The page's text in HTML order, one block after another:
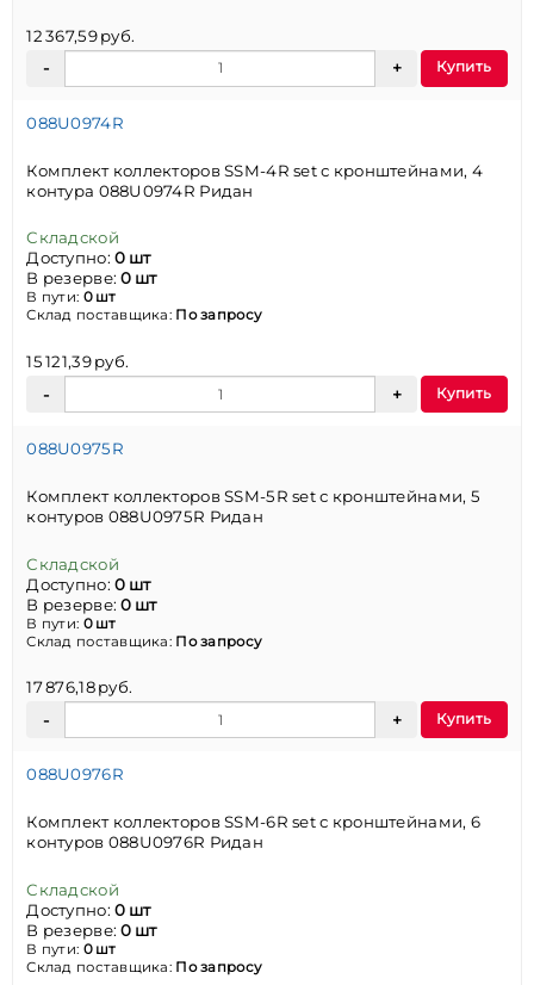
12 367,59 руб.
Купить
088U0974R
Комплект коллекторов SSM-4R set с кронштейнами, 4
контура 088U0974R Ридан
Складской
Доступно:0 шт
В резерве:0 шт
В пути: 0 шт
Склад поставщика: По запросу
15 121,39 руб.
Купить
088U0975R
Комплект коллекторов SSM-5R set с кронштейнами, 5
контуров 088U0975R Ридан
Складской
Доступно:0 шт
В резерве:0 шт
В пути: 0 шт
Склад поставщика: По запросу
17 876,18 руб.
Купить
088U0976R
Комплект коллекторов SSM-6R set с кронштейнами, 6
контуров 088U0976R Ридан
Складской
Доступно:0 шт
В резерве:0 шт
В пути: 0 шт
Склад поставщика: По запросу